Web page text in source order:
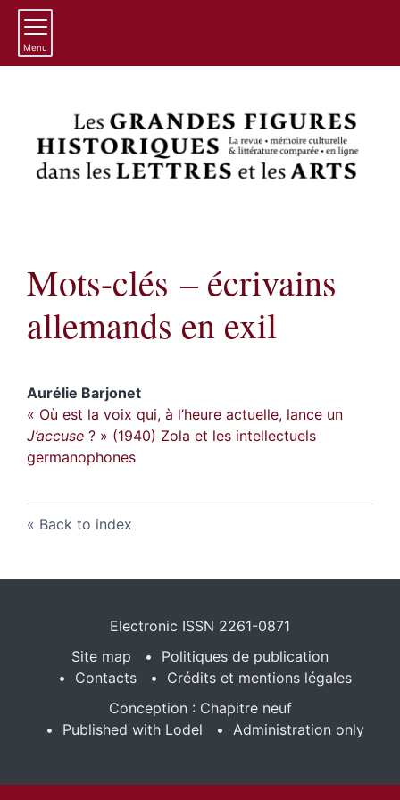
Menu
Mots-clés – écrivains
allemands en exil
Aurélie Barjonet
« Où est la voix qui, à l’heure actuelle, lance un
J’accuse ? » (1940) Zola et les intellectuels
germanophones
Back to index
Electronic ISSN 2261-0871
Site map
Politiques de publication
Contacts
Crédits et mentions légales
Conception : Chapitre neuf
Published with Lodel
Administration only